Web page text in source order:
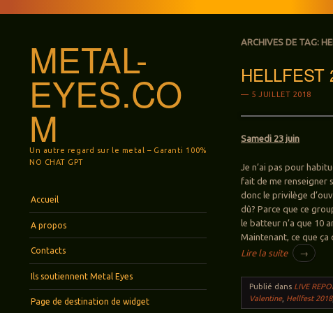
METAL-
EYES.CO
M
Un autre regard sur le metal – Garanti 100%
NO CHAT GPT
Aller au contenu principal
Accueil
A propos
Contacts
Ils soutiennent Metal Eyes
Page de destination de widget
ARCHIVES DE TAG:
HELLFEST
5 JUILLET 2018
Samedi 23 juin
Je n’ai pas pour
fait de me renseigner
donc le privilège
dû? Parce que ce
le batteur n’a que 10
Maintenant, ce que ça
Lire la suite
→
Publié dans LIVE
Valentine, Hellfest 2018,